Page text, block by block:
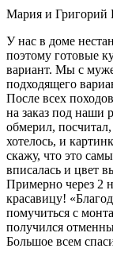
Мария и Григорий
У нас в доме
поэтому готовые
вариант. Мы с
подходящего
После всех
на заказ под наши
обмерил,
хотелось, и
скажу, что это
вписалась и цвет
Примерно через 2
красавицу!
помучиться с
получился
Большое всем